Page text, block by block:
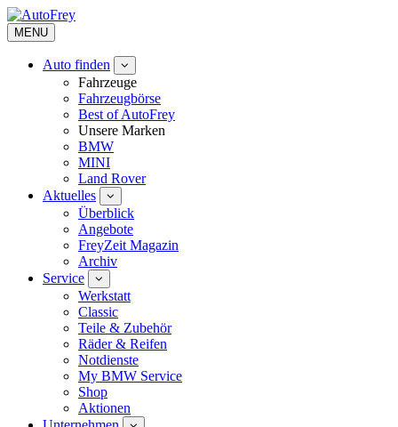
MENU
Auto finden
Fahrzeuge
Fahrzeugbörse
Best of AutoFrey
Unsere Marken
BMW
MINI
Land Rover
Aktuelles
Überblick
Angebote
FreyZeit Magazin
Archiv
Service
Werkstatt
Classic
Teile & Zubehör
Räder & Reifen
Notdienste
My BMW Service
Shop
Aktionen